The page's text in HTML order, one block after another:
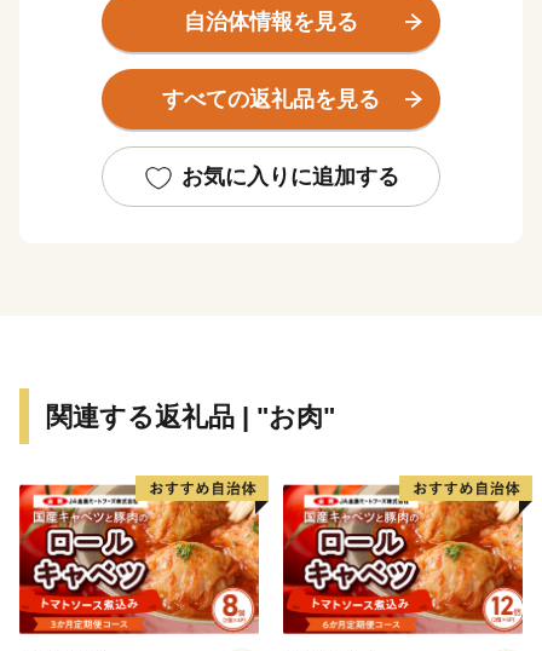
誇る野菜や果物、畜産物を生み出しています。
特に、国内にわずか１%しか流通していない国産ライチ
に関しては全国随一の産地。「1粒1000円の新富ライ
チ」のブランドは、銀座の一流菓子店に愛用されるな
太平洋に面した美しい海岸線「富田浜」は、県天然記念
業への取り組みが活発な地域です。「100年先も続く農
（農業×IT）まで、さまざまなスタイルの農業が行われ
ています。
古き良きものを受け継ぎながらも、新しい時代へ向けて
富んでいく町です。
自治体情報を見る
すべての返礼品を見る
お気に入りに追加する
関連する返礼品 | "お肉"